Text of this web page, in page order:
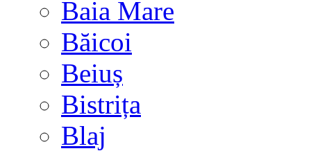
Baia Mare
Băicoi
Beiuș
Bistrița
Blaj